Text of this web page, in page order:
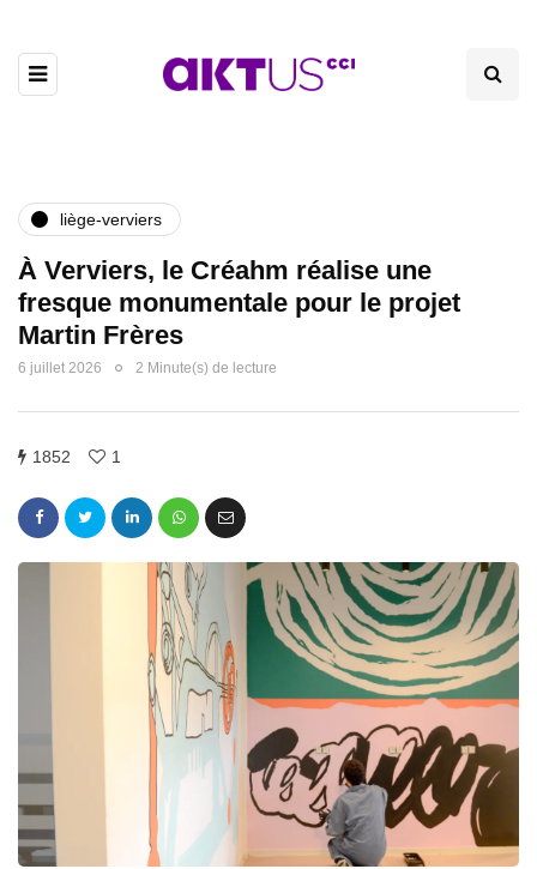
liège-verviers
À Verviers, le Créahm réalise une
fresque monumentale pour le projet
Martin Frères
6 juillet 2026 2 Minute(s) de lecture
1852 1